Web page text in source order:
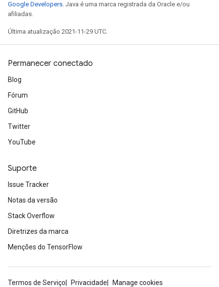
Google Developers. Java é uma marca registrada da Oracle e/ou
afiliadas.
Última atualização 2021-11-29 UTC.
Permanecer conectado
Blog
Fórum
GitHub
Twitter
YouTube
Suporte
Issue Tracker
Notas da versão
Stack Overflow
Diretrizes da marca
Menções do TensorFlow
Termos de Serviço Privacidade
Manage cookies